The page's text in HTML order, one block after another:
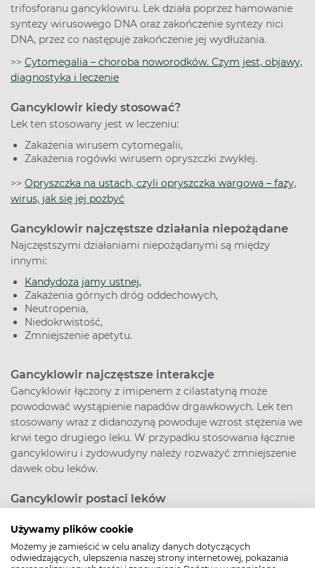
Używamy plików cookie
Możemy je zamieścić w celu analizy danych dotyczących
odwiedzających, ulepszenia naszej strony internetowej, pokazania
trifosforanu gancyklowiru. Lek działa poprzez hamowanie
syntezy wirusowego DNA oraz zakończenie syntezy nici
DNA, przez co następuje zakończenie jej wydłużania.
>> Cytomegalia – choroba noworodków. Czym jest, objawy,
diagnostyka i leczenie
Gancyklowir kiedy stosować?
Lek ten stosowany jest w leczeniu:
Zakażenia wirusem cytomegalii,
Zakażenia rogówki wirusem opryszczki zwykłej.
>> Opryszczka na ustach, czyli opryszczka wargowa – fazy,
wirus, jak się jej pozbyć
Gancyklowir najczęstsze działania niepożądane
Najczęstszymi działaniami niepożądanymi są między
innymi:
Kandydoza jamy ustnej,
Zakażenia górnych dróg oddechowych,
Neutropenia,
Niedokrwistość,
Zmniejszenie apetytu.
Gancyklowir najczęstsze interakcje
Gancyklowir łączony z imipenem z cilastatyną może
powodować wystąpienie napadów drgawkowych. Lek ten
stosowany wraz z didanozyną powoduje wzrost stężenia we
krwi tego drugiego leku. W przypadku stosowania łącznie
gancyklowiru i zydowudyny należy rozważyć zmniejszenie
dawek obu leków.
Gancyklowir postaci leków
Proszek do sporządzania koncentratu roztworu do
infuzji,
Żel do oczu.